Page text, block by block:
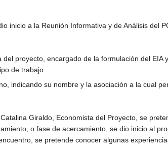
inicio a la Reunión Informativa y de Análisis del
proyecto, encargado de la formulación del
de trabajo.
indicando su nombre y la asociación a la cual
Giraldo, Economista del Proyecto, se
o fase de acercamiento, se dio inicio al
se pretende conocer algunas